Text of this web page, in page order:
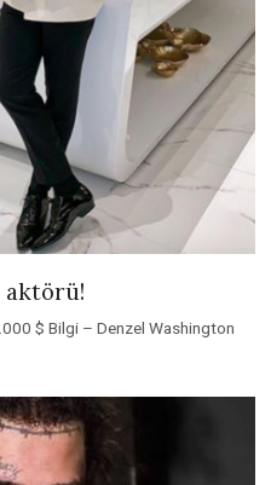
aktörü!
$ Bilgi – Denzel Washington